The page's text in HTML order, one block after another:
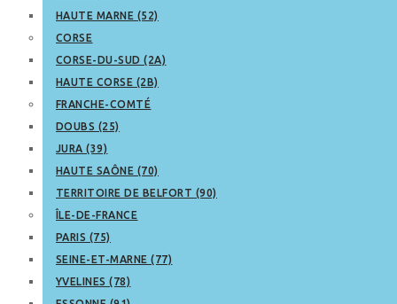
HAUTE MARNE (52)
CORSE
CORSE-DU-SUD (2A)
HAUTE CORSE (2B)
FRANCHE-COMTÉ
DOUBS (25)
JURA (39)
HAUTE SAÔNE (70)
TERRITOIRE DE BELFORT (90)
ÎLE-DE-FRANCE
PARIS (75)
SEINE-ET-MARNE (77)
YVELINES (78)